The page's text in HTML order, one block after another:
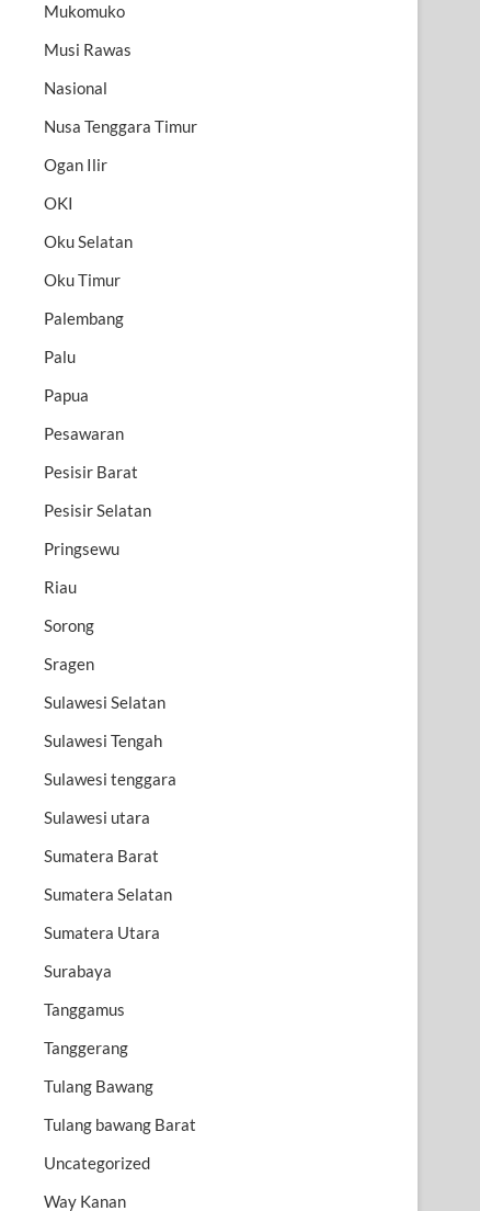
Mukomuko
Musi Rawas
Nasional
Nusa Tenggara Timur
Ogan Ilir
OKI
Oku Selatan
Oku Timur
Palembang
Palu
Papua
Pesawaran
Pesisir Barat
Pesisir Selatan
Pringsewu
Riau
Sorong
Sragen
Sulawesi Selatan
Sulawesi Tengah
Sulawesi tenggara
Sulawesi utara
Sumatera Barat
Sumatera Selatan
Sumatera Utara
Surabaya
Tanggamus
Tanggerang
Tulang Bawang
Tulang bawang Barat
Uncategorized
Way Kanan